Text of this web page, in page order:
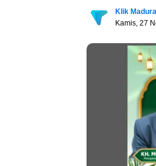
Klik Madura
Kamis, 27